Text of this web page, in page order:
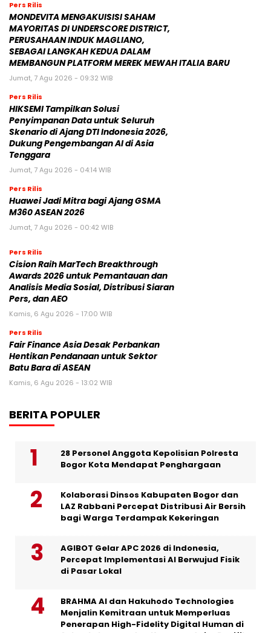
Pers Rilis
MONDEVITA MENGAKUISISI SAHAM
MAYORITAS DI UNDERSCORE DISTRICT,
PERUSAHAAN INDUK MAGLIANO,
SEBAGAI LANGKAH KEDUA DALAM
MEMBANGUN PLATFORM MEREK MEWAH ITALIA BARU
Jumat, 7 Agu 2026 - 09:32 WIB
Pers Rilis
HIKSEMI Tampilkan Solusi
Penyimpanan Data untuk Seluruh
Skenario di Ajang DTI Indonesia 2026,
Dukung Pengembangan AI di Asia
Tenggara
Jumat, 7 Agu 2026 - 04:14 WIB
Pers Rilis
Huawei Jadi Mitra bagi Ajang GSMA
M360 ASEAN 2026
Jumat, 7 Agu 2026 - 00:42 WIB
Pers Rilis
Cision Raih MarTech Breakthrough
Awards 2026 untuk Pemantauan dan
Analisis Media Sosial, Distribusi Siaran
Pers, dan AEO
Kamis, 6 Agu 2026 - 17:00 WIB
Pers Rilis
Fair Finance Asia Desak Perbankan
Hentikan Pendanaan untuk Sektor
Batu Bara di ASEAN
Kamis, 6 Agu 2026 - 13:02 WIB
BERITA POPULER
28 Personel Anggota Kepolisian Polresta
Bogor Kota Mendapat Penghargaan
Kolaborasi Dinsos Kabupaten Bogor dan
LAZ Rabbani Percepat Distribusi Air Bersih
bagi Warga Terdampak Kekeringan
AGIBOT Gelar APC 2026 di Indonesia,
Percepat Implementasi AI Berwujud Fisik
di Pasar Lokal
BRAHMA AI dan Hakuhodo Technologies
Menjalin Kemitraan untuk Memperluas
Penerapan High-Fidelity Digital Human di